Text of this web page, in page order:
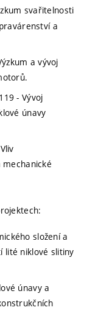
svařitelnosti
a
a vývoj
-Vývoj
únavy
složení a
lité niklové slitiny
únavy a